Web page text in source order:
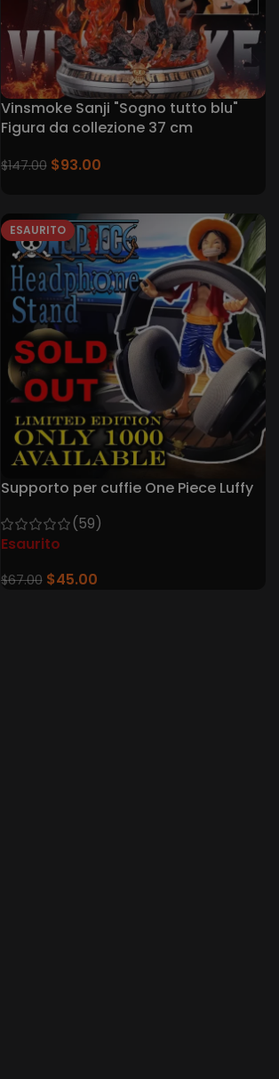
Vinsmoke Sanji "Sogno tutto blu"
Figura da collezione 37 cm
$147.00 $93.00
ESAURITO
Supporto per cuffie One Piece Luffy
(59)
Esaurito
$67.00 $45.00